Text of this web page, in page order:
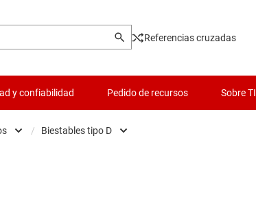
Referencias cruzadas
y confiabilidad Pedido de recursos Sobre TI
/ Biestables tipo D